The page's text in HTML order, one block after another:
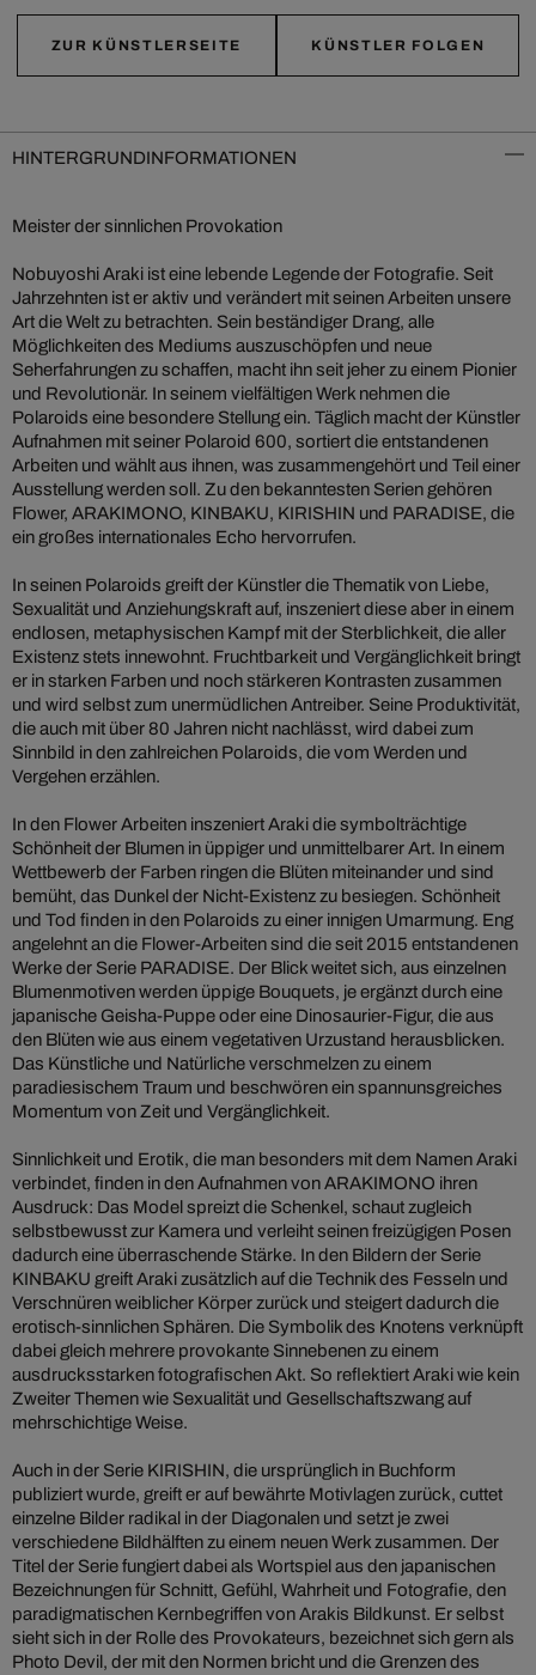
ZUR KÜNSTLERSEITE KÜNSTLER FOLGEN
HINTERGRUNDINFORMATIONEN
Meister der sinnlichen Provokation
Nobuyoshi Araki ist eine lebende Legende der Fotografie. Seit
Jahrzehnten ist er aktiv und verändert mit seinen Arbeiten unsere
Art die Welt zu betrachten. Sein beständiger Drang, alle
Möglichkeiten des Mediums auszuschöpfen und neue
Seherfahrungen zu schaffen, macht ihn seit jeher zu einem Pionier
und Revolutionär. In seinem vielfältigen Werk nehmen die
Polaroids eine besondere Stellung ein. Täglich macht der Künstler
Aufnahmen mit seiner Polaroid 600, sortiert die entstandenen
Arbeiten und wählt aus ihnen, was zusammengehört und Teil einer
Ausstellung werden soll. Zu den bekanntesten Serien gehören
Flower, ARAKIMONO, KINBAKU, KIRISHIN und PARADISE, die
ein großes internationales Echo hervorrufen.
In seinen Polaroids greift der Künstler die Thematik von Liebe,
Sexualität und Anziehungskraft auf, inszeniert diese aber in einem
endlosen, metaphysischen Kampf mit der Sterblichkeit, die aller
Existenz stets innewohnt. Fruchtbarkeit und Vergänglichkeit bringt
er in starken Farben und noch stärkeren Kontrasten zusammen
und wird selbst zum unermüdlichen Antreiber. Seine Produktivität,
die auch mit über 80 Jahren nicht nachlässt, wird dabei zum
Sinnbild in den zahlreichen Polaroids, die vom Werden und
Vergehen erzählen.
In den Flower Arbeiten inszeniert Araki die symbolträchtige
Schönheit der Blumen in üppiger und unmittelbarer Art. In einem
Wettbewerb der Farben ringen die Blüten miteinander und sind
bemüht, das Dunkel der Nicht-Existenz zu besiegen. Schönheit
und Tod finden in den Polaroids zu einer innigen Umarmung. Eng
angelehnt an die Flower-Arbeiten sind die seit 2015 entstandenen
Werke der Serie PARADISE. Der Blick weitet sich, aus einzelnen
Blumenmotiven werden üppige Bouquets, je ergänzt durch eine
japanische Geisha-Puppe oder eine Dinosaurier-Figur, die aus
den Blüten wie aus einem vegetativen Urzustand herausblicken.
Das Künstliche und Natürliche verschmelzen zu einem
paradiesischem Traum und beschwören ein spannunsgreiches
Momentum von Zeit und Vergänglichkeit.
Sinnlichkeit und Erotik, die man besonders mit dem Namen Araki
verbindet, finden in den Aufnahmen von ARAKIMONO ihren
Ausdruck: Das Model spreizt die Schenkel, schaut zugleich
selbstbewusst zur Kamera und verleiht seinen freizügigen Posen
dadurch eine überraschende Stärke. In den Bildern der Serie
KINBAKU greift Araki zusätzlich auf die Technik des Fesseln und
Verschnüren weiblicher Körper zurück und steigert dadurch die
erotisch-sinnlichen Sphären. Die Symbolik des Knotens verknüpft
dabei gleich mehrere provokante Sinnebenen zu einem
ausdrucksstarken fotografischen Akt. So reflektiert Araki wie kein
Zweiter Themen wie Sexualität und Gesellschaftszwang auf
mehrschichtige Weise.
Auch in der Serie KIRISHIN, die ursprünglich in Buchform
publiziert wurde, greift er auf bewährte Motivlagen zurück, cuttet
einzelne Bilder radikal in der Diagonalen und setzt je zwei
verschiedene Bildhälften zu einem neuen Werk zusammen. Der
Titel der Serie fungiert dabei als Wortspiel aus den japanischen
Bezeichnungen für Schnitt, Gefühl, Wahrheit und Fotografie, den
paradigmatischen Kernbegriffen von Arakis Bildkunst. Er selbst
sieht sich in der Rolle des Provokateurs, bezeichnet sich gern als
Photo Devil, der mit den Normen bricht und die Grenzen des